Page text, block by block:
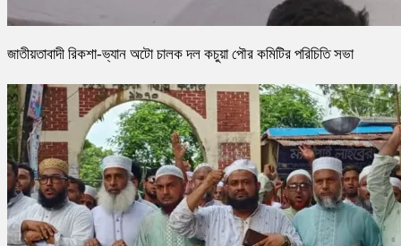
জাতীয়তাবাদী রিকশা-ভ্যান অটো চালক দল কচুয়া পৌর কমিটির পরিচিতি সভা